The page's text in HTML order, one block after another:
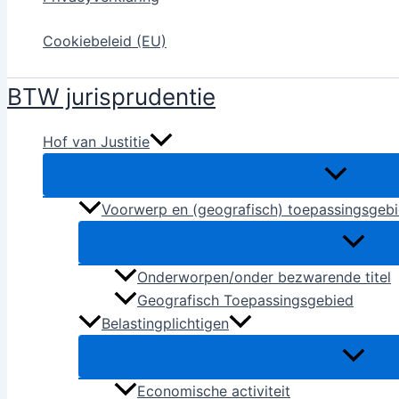
Cookiebeleid (EU)
BTW jurisprudentie
Hof van Justitie
Voorwerp en (geografisch)
Onderworpen/onder bezwarende titel
Geografisch Toepassingsgebied
Belastingplichtigen
Economische activiteit